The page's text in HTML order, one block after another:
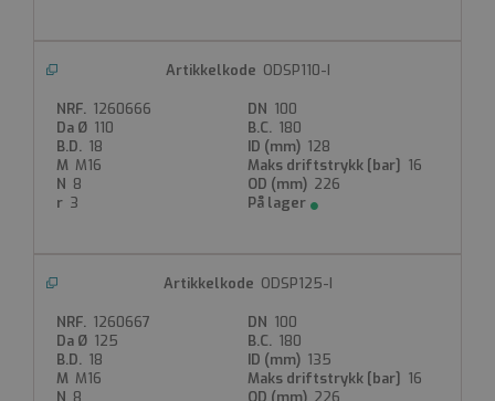
ODSP110-I
1260666
100
110
180
18
128
M16
16
8
226
3
ODSP125-I
1260667
100
125
180
18
135
M16
16
8
226